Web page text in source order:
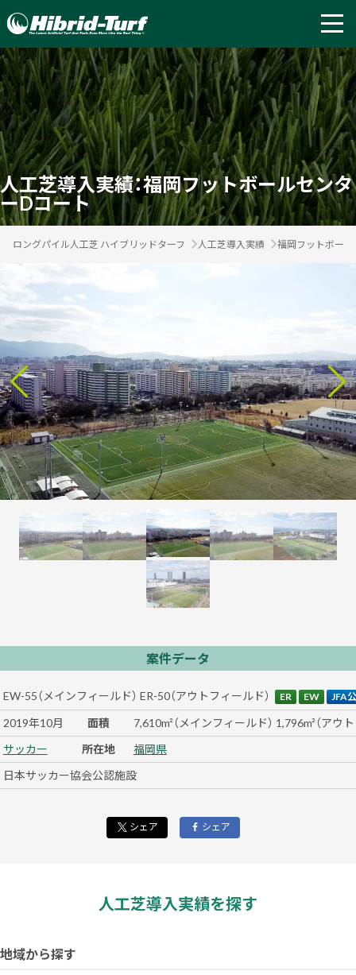
人工芝導入実績：福岡フットボールセンタ
ーDコート
ロングパイル人工芝 ハイブリッドターフ 人工芝導入実績 福岡フットボー
案件データ
EW-55（メインフィールド） ER-50（アウトフィールド） ER EW JFA
2019年10月 面積
7,610m²（メインフィールド） 1,796m²（アウ
サッカー
所在地
福岡県
日本サッカー協会公認施設
シェア シェア
人工芝導入実績を探す
地域から探す